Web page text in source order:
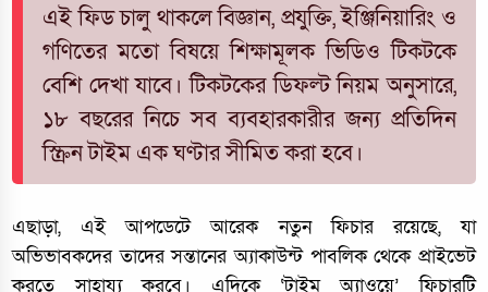
এই ফিড চালু থাকলে বিজ্ঞান, প্রযুক্তি, ইঞ্জিনিয়ারিং ও
গণিতের মতো বিষয়ে শিক্ষামূলক ভিডিও টিকটকে
বেশি দেখা যাবে। টিকটকের ডিফল্ট নিয়ম অনুসারে,
১৮ বছরের নিচে সব ব্যবহারকারীর জন্য প্রতিদিন
স্ক্রিন টাইম এক ঘণ্টার সীমিত করা হবে।
এছাড়া, এই আপডেটে আরেক নতুন ফিচার রয়েছে, যা
অভিভাবকদের তাদের সন্তানের অ্যাকাউন্ট পাবলিক থেকে প্রাইভেট
করতে সাহায্য করবে। এদিকে ‘টাইম অ্যাওয়ে’ ফিচারটি